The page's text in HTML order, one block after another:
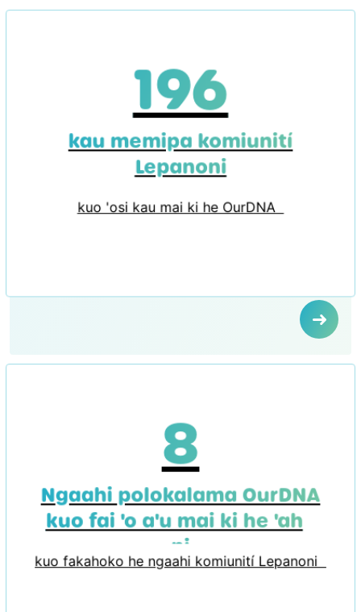
196
kau memipa komiunití
Lepanoni
kuo 'osi kau mai ki he OurDNA
8
Ngaahi polokalama OurDNA
kuo fai 'o a'u mai ki he 'aho
ni
kuo fakahoko he ngaahi komiunití Lepanoni